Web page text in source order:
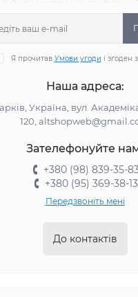
Я прочитав Умови угоди і згоден
Наша адреса:
Україна, вул.
120,
Зателефонуйте
+380 (98) 839-35-83
+380 (95) 369-38-13
Передзвоніть мені
До контактів